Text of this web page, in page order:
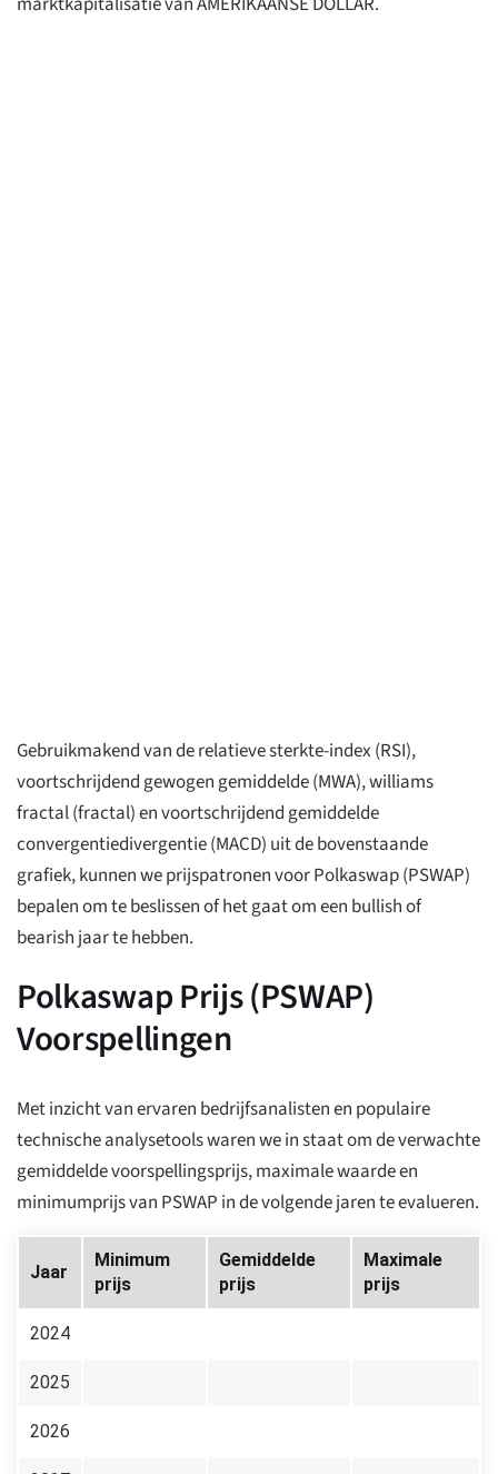
Gebruikmakend van de relatieve sterkte-index (RSI),
voortschrijdend gewogen gemiddelde (MWA), williams
fractal (fractal) en voortschrijdend gemiddelde
convergentiedivergentie (MACD) uit de bovenstaande
grafiek, kunnen we prijspatronen voor Polkaswap (PSWAP)
bepalen om te beslissen of het gaat om een bullish of
bearish jaar te hebben.
Polkaswap Prijs (PSWAP)
Voorspellingen
Met inzicht van ervaren bedrijfsanalisten en populaire
technische analysetools waren we in staat om de verwachte
gemiddelde voorspellingsprijs, maximale waarde en
minimumprijs van PSWAP in de volgende jaren te evalueren.
Jaar
Minimum
prijs
Gemiddelde
prijs
Maximale
prijs
2024
2025
2026